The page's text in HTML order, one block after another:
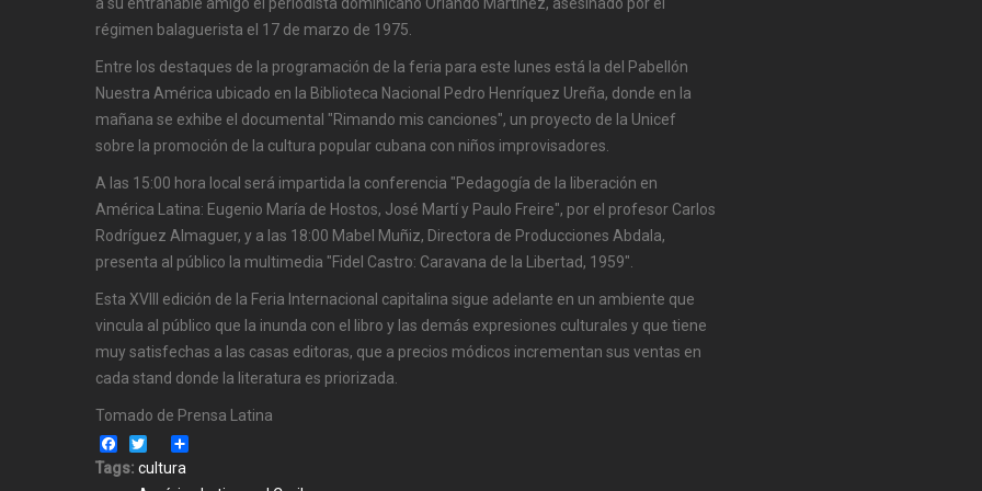
régimen balaguerista el 17 de marzo de 1975.
Entre los destaques de la programación de la feria para este lunes está la del Pabellón
Nuestra América ubicado en la Biblioteca Nacional Pedro Henríquez Ureña, donde en la
mañana se exhibe el documental "Rimando mis canciones", un proyecto de la Unicef
sobre la promoción de la cultura popular cubana con niños improvisadores.
A las 15:00 hora local será impartida la conferencia "Pedagogía de la liberación en
América Latina: Eugenio María de Hostos, José Martí y Paulo Freire", por el profesor Carlos
Rodríguez Almaguer, y a las 18:00 Mabel Muñiz, Directora de Producciones Abdala,
presenta al público la multimedia "Fidel Castro: Caravana de la Libertad, 1959".
Esta XVIII edición de la Feria Internacional capitalina sigue adelante en un ambiente que
vincula al público que la inunda con el libro y las demás expresiones culturales y que tiene
muy satisfechas a las casas editoras, que a precios módicos incrementan sus ventas en
cada stand donde la literatura es priorizada.
Tomado de Prensa Latina
Facebook
Twitter
Tags: cultura